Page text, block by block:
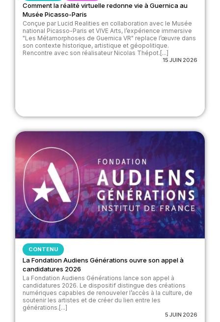
Comment la réalité virtuelle redonne vie à Guernica au
Musée Picasso-Paris
Conçue par Lucid Realities en collaboration avec le Musée
national Picasso-Paris et VIVE Arts, l’expérience immersive
"Les Métamorphoses de Guernica VR" replace l’œuvre dans
son contexte historique, artistique et géopolitique.
Rencontre avec son réalisateur Nicolas Thépot.[...]
15 JUIN 2026
CONTENU
La Fondation Audiens Générations ouvre son appel à
candidatures 2026
La Fondation Audiens Générations lance son appel à
candidatures 2026. Le dispositif distingue des créations
numériques capables de renouveler l’accès à la culture, de
soutenir les artistes et de créer du lien entre les
générations.[...]
5 JUIN 2026